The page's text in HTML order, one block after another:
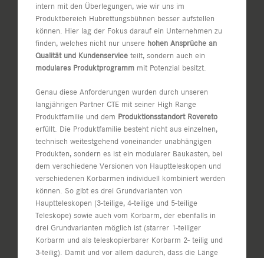
intern mit den Überlegungen, wie wir uns im
Produktbereich Hubrettungsbühnen besser aufstellen
können. Hier lag der Fokus darauf ein Unternehmen zu
finden, welches nicht nur unsere hohen Ansprüche an
Qualität und Kundenservice teilt, sondern auch ein
modulares Produktprogramm mit Potenzial besitzt.
Genau diese Anforderungen wurden durch unseren
langjährigen Partner CTE mit seiner High Range
Produktfamilie und dem Produktionsstandort Rovereto
erfüllt. Die Produktfamilie besteht nicht aus einzelnen,
technisch weitestgehend voneinander unabhängigen
Produkten, sondern es ist ein modularer Baukasten, bei
dem verschiedene Versionen von Hauptteleskopen und
verschiedenen Korbarmen individuell kombiniert werden
können. So gibt es drei Grundvarianten von
Hauptteleskopen (3-teilige, 4-teilige und 5-teilige
Teleskope) sowie auch vom Korbarm, der ebenfalls in
drei Grundvarianten möglich ist (starrer 1-teiliger
Korbarm und als teleskopierbarer Korbarm 2- teilig und
3-teilig). Damit und vor allem dadurch, dass die Länge